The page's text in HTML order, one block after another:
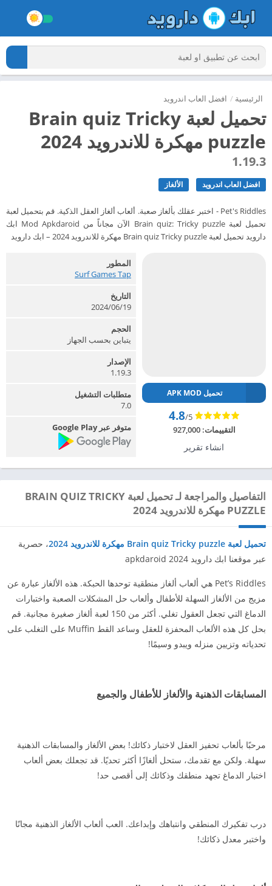
الرئيسية / افضل العاب اندرويد
تحميل لعبة Brain quiz Tricky
puzzle مهكرة للاندرويد 2024
1.19.3
افضل العاب اندرويد الألغاز
Pet's Riddles - اختبر عقلك بألغاز صعبة. ألعاب ألغاز العقل الذكية. قم بتحميل لعبة
تحميل لعبة Brain quiz: Tricky puzzle الآن مجاناً من Mod Apkdaroid ابك
دارويد تحميل لعبة Brain quiz Tricky puzzle مهكرة للاندرويد 2024 – ابك دارويد
تحميل APK MOD
4.8/5
التقييمات:927,000
انشاء تقرير
المطور
Surf Games Tap‏
التاريخ
2024/06/19
الحجم
يتباين بحسب الجهاز
الإصدار
1.19.3
متطلبات التشغيل
7.0
متوفر عبر Google Play
التفاصيل والمراجعة لـ تحميل لعبة BRAIN QUIZ TRICKY
PUZZLE مهكرة للاندرويد 2024
تحميل لعبة Brain quiz Tricky puzzle مهكرة للاندرويد 2024
، حصرية
عبر موقعنا ابك دارويد 2024 apkdaroid
Pet’s Riddles هي ألعاب ألغاز منطقية توحدها الحبكة. هذه الألغاز عبارة عن
مزيج من الألغاز السهلة للأطفال وألعاب حل المشكلات الصعبة واختبارات
الدماغ التي تجعل العقول تغلي. أكثر من 150 لعبة ألغاز صغيرة مجانية. قم
بحل كل هذه الألعاب المحفزة للعقل وساعد القط Muffin على التغلب على
تحدياته وتزيين منزله ويبدو وسيمًا!
المسابقات الذهنية والألغاز للأطفال والجميع
مرحبًا بألعاب تحفيز العقل لاختبار ذكائك! بعض الألغاز والمسابقات الذهنية
سهلة. ولكن مع تقدمك، ستحل ألغازًا أكثر تحديًا. قد تجعلك بعض ألعاب
اختبار الدماغ تجهد منطقك وذكائك إلى أقصى حد!
درب تفكيرك المنطقي وانتباهك وإبداعك. العب ألعاب الألغاز الذهنية مجانًا
واختبر معدل ذكائك!